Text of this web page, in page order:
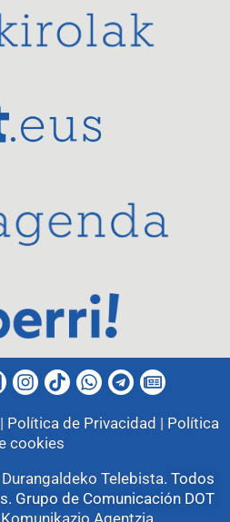
Política de Privacidad | Política
cookies
Telebista. Todos
Grupo de Comunicación DOT
Agentzia